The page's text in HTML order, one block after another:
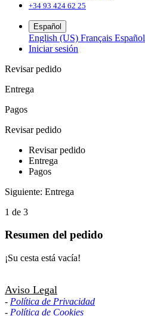
+34 93 424 62 25
Español
English (US) Français Español
Iniciar sesión
Revisar pedido
Entrega
Pagos
Revisar pedido
Revisar pedido
Entrega
Pagos
Siguiente: Entrega
1 de 3
Resumen del pedido
¡Su cesta está vacía!
Aviso Legal
- Política de Privacidad
- Política de Cookies